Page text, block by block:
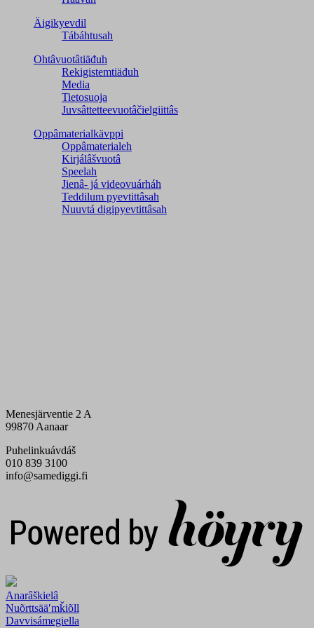
Äigikyevdil
Tábáhtusah
Ohtâvuotâtiäđuh
Rekigistemtiäđuh
Media
Tietosuoja
Juvsâttetteevuotâčielgiittâs
Oppâmaterialkävppi
Oppâmaterialeh
Kirjálâšvuotâ
Speelah
Jienâ- já videovuárháh
Teddilum pyevtittâsah
Nuuvtá digipyevtittâsah
Menesjärventie 2 A
99870 Aanaar
Puhelinkuávdáš
010 839 3100
info@samediggi.fi
Anarâškielâ
Nuõrttsääʹmǩiõll
Davvisámegiella